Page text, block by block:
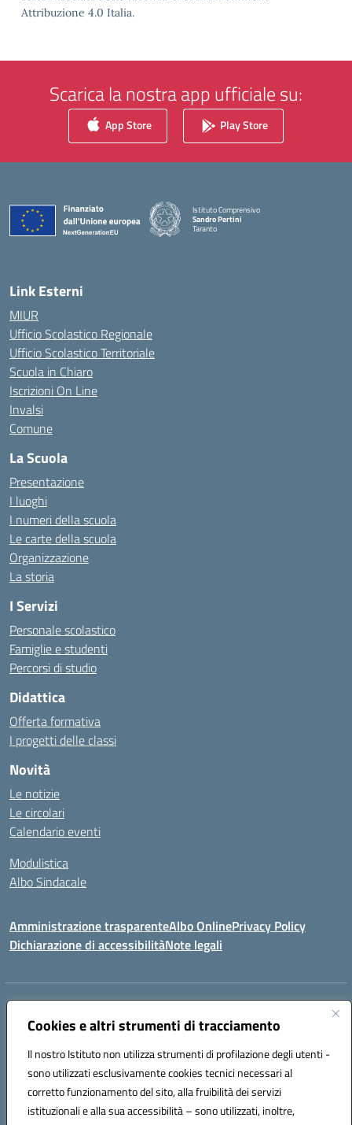
Cookies e altri strumenti di tracciamento
Il nostro Istituto non utilizza strumenti di profilazione degli utenti -
sono utilizzati esclusivamente cookies tecnici necessari al
corretto funzionamento del sito, alla fruibilità dei servizi
istituzionali e alla sua accessibilità – sono utilizzati, inoltre,
Attribuzione 4.0 Italia.
Scarica la nostra app ufficiale su:
App Store Play Store
Istituto Comprensivo
Sandro Pertini
Taranto
Link Esterni
MIUR
Ufficio Scolastico Regionale
Ufficio Scolastico Territoriale
Scuola in Chiaro
Iscrizioni On Line
Invalsi
Comune
La Scuola
Presentazione
I luoghi
I numeri della scuola
Le carte della scuola
Organizzazione
La storia
I Servizi
Personale scolastico
Famiglie e studenti
Percorsi di studio
Didattica
Offerta formativa
I progetti delle classi
Novità
Le notizie
Le circolari
Calendario eventi
Modulistica
Albo Sindacale
Amministrazione trasparenteAlbo OnlinePrivacy Policy
Dichiarazione di accessibilitàNote legali
Indirizzo:
Centralino:0994722507 Email:TAIC873006@istruzione.it
Codice fiscale: 90279480736
Codice meccanografico:
TAIC873006
Codice unico di fatturazione (CUF): 488XBQ